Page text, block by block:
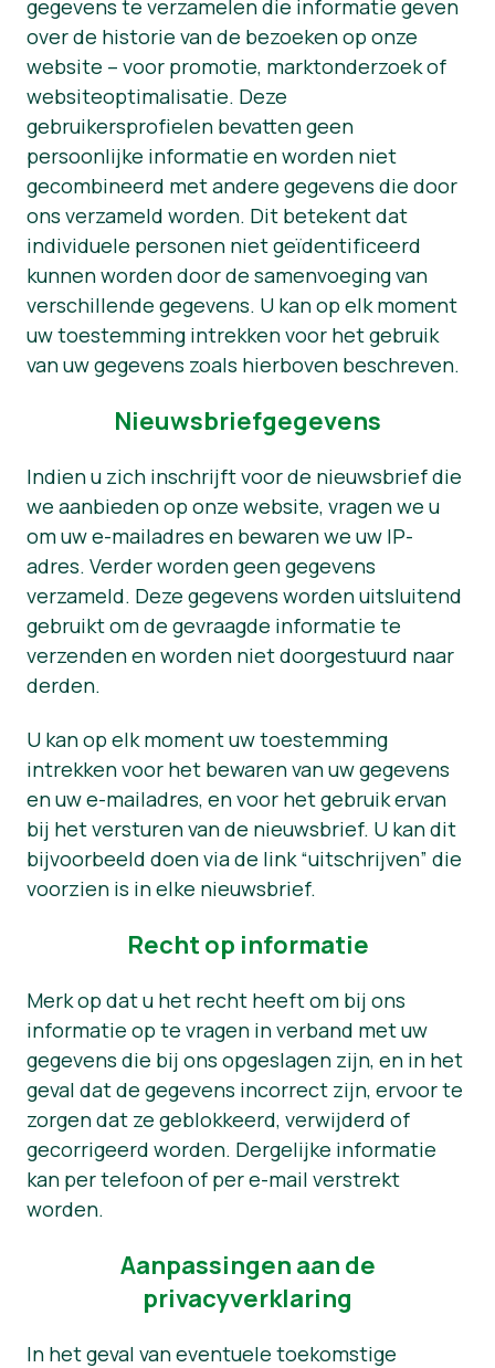
gegevens te verzamelen die informatie geven
over de historie van de bezoeken op onze
website – voor promotie, marktonderzoek of
websiteoptimalisatie. Deze
gebruikersprofielen bevatten geen
persoonlijke informatie en worden niet
gecombineerd met andere gegevens die door
ons verzameld worden. Dit betekent dat
individuele personen niet geïdentificeerd
kunnen worden door de samenvoeging van
verschillende gegevens. U kan op elk moment
uw toestemming intrekken voor het gebruik
van uw gegevens zoals hierboven beschreven.
Nieuwsbriefgegevens
Indien u zich inschrijft voor de nieuwsbrief die
we aanbieden op onze website, vragen we u
om uw e-mailadres en bewaren we uw IP-
adres. Verder worden geen gegevens
verzameld. Deze gegevens worden uitsluitend
gebruikt om de gevraagde informatie te
verzenden en worden niet doorgestuurd naar
derden.
U kan op elk moment uw toestemming
intrekken voor het bewaren van uw gegevens
en uw e-mailadres, en voor het gebruik ervan
bij het versturen van de nieuwsbrief. U kan dit
bijvoorbeeld doen via de link “uitschrijven” die
voorzien is in elke nieuwsbrief.
Recht op informatie
Merk op dat u het recht heeft om bij ons
informatie op te vragen in verband met uw
gegevens die bij ons opgeslagen zijn, en in het
geval dat de gegevens incorrect zijn, ervoor te
zorgen dat ze geblokkeerd, verwijderd of
gecorrigeerd worden. Dergelijke informatie
kan per telefoon of per e-mail verstrekt
worden.
Aanpassingen aan de
privacyverklaring
In het geval van eventuele toekomstige